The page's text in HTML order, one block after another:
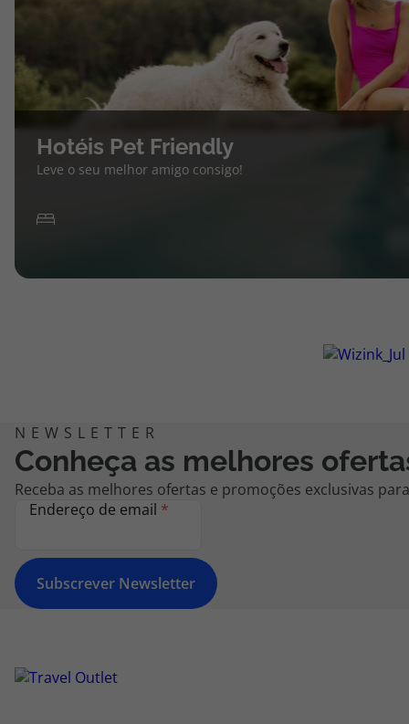
Hotéis Pet Friendly
Leve o seu melhor amigo consigo!
Conheça as melhores
Receba as melhores ofertas e promoções exclusivas
Endereço de email *
Subscrever Newsletter